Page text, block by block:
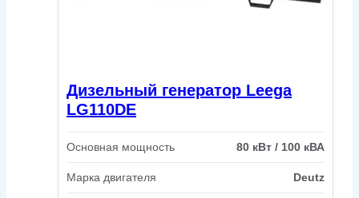
Дизельный генератор Leega
LG110DE
Основная мощность 80 кВт / 100 кВА
Марка двигателя Deutz